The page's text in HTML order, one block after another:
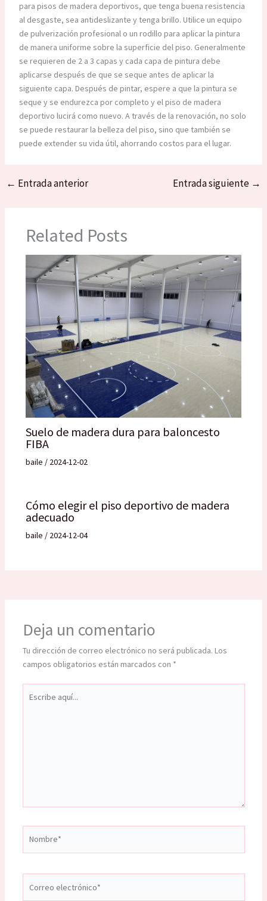
para pisos de madera deportivos, que tenga buena resistencia
al desgaste, sea antideslizante y tenga brillo. Utilice un equipo
de pulverización profesional o un rodillo para aplicar la pintura
de manera uniforme sobre la superficie del piso. Generalmente
se requieren de 2 a 3 capas y cada capa de pintura debe
aplicarse después de que se seque antes de aplicar la
siguiente capa. Después de pintar, espere a que la pintura se
seque y se endurezca por completo y el piso de madera
deportivo lucirá como nuevo. A través de la renovación, no solo
se puede restaurar la belleza del piso, sino que también se
puede extender su vida útil, ahorrando costos para el lugar.
← Entrada anterior Entrada siguiente →
Related Posts
Suelo de madera dura para baloncesto
FIBA
baile / 2024-12-02
Cómo elegir el piso deportivo de madera
adecuado
baile / 2024-12-04
Deja un comentario
Tu dirección de correo electrónico no será publicada. Los
campos obligatorios están marcados con *
aquí...
electrónico*